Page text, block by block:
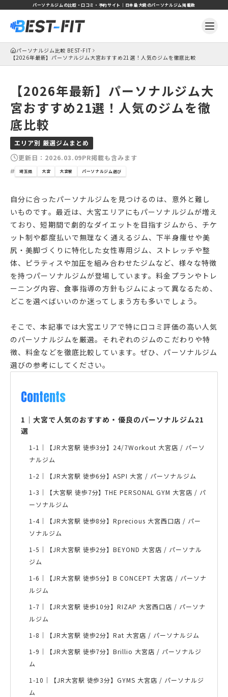
パーソナルジムの比較・口コミ・予約サイト｜日本最大級のパーソナルジム掲載数
パーソナルジム比較 BEST-FIT
【2026年最新】パーソナルジム大宮おすすめ21選！人気のジムを徹底比較
【2026年最新】パーソナルジム大
宮おすすめ21選！人気のジムを徹
底比較
エリア別 厳選ジムまとめ
更新日： 2026.03.09PR掲載も含みます
埼玉県 大宮 大宮駅 パーソナルジム選び
自分に合ったパーソナルジムを見つけるのは、意外と難し
いものです。最近は、大宮エリアにもパーソナルジムが増え
ており、短期間で劇的なダイエットを目指すジムから、チケ
ット制や都度払いで無理なく通えるジム、下半身痩せや美
尻・美脚づくりに特化した女性専用ジム、ストレッチや整
体、ピラティスや加圧を組み合わせたジムなど、様々な特徴
を持つパーソナルジムが登場しています。料金プランやトレ
ーニング内容、食事指導の方針もジムによって異なるため、
どこを選べばいいのか迷ってしまう方も多いでしょう。
そこで、本記事では大宮エリアで特に口コミ評価の高い人気
のパーソナルジムを厳選。それぞれのジムのこだわりや特
徴、料金などを徹底比較しています。ぜひ、パーソナルジム
選びの参考にしてください。
Contents
1 ｜大宮で人気のおすすめ・優良のパーソナルジム21
選
1-1｜
【JR大宮駅 徒歩3分】24/7Workout 大宮店 / パーソ
ナルジム
1-2｜
【JR大宮駅 徒歩6分】ASPI 大宮 / パーソナルジム
1-3｜
【大宮駅 徒歩7分】THE PERSONAL GYM 大宮店 / パ
ーソナルジム
1-4｜
【JR大宮駅 徒歩8分】Rprecious 大宮西口店 / パー
ソナルジム
1-5｜
【JR大宮駅 徒歩2分】BEYOND 大宮店 / パーソナル
ジム
1-6｜
【JR大宮駅 徒歩5分】B CONCEPT 大宮店 / パーソナ
ルジム
1-7｜
【JR大宮駅 徒歩10分】RIZAP 大宮西口店 / パーソナ
ルジム
1-8｜
【JR大宮駅 徒歩2分】Rat 大宮店 / パーソナルジム
1-9｜
【JR大宮駅 徒歩7分】Brillio 大宮店 / パーソナルジ
ム
1-10｜
【JR大宮駅 徒歩3分】GYMS 大宮店 / パーソナルジ
ム